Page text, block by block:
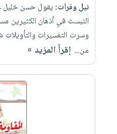
نيل وفرات: يقول حسن خليل
التبست في أذهان الكثيرين
وسرت التفسيرات والتأويلات
من... إقرأ المزيد »